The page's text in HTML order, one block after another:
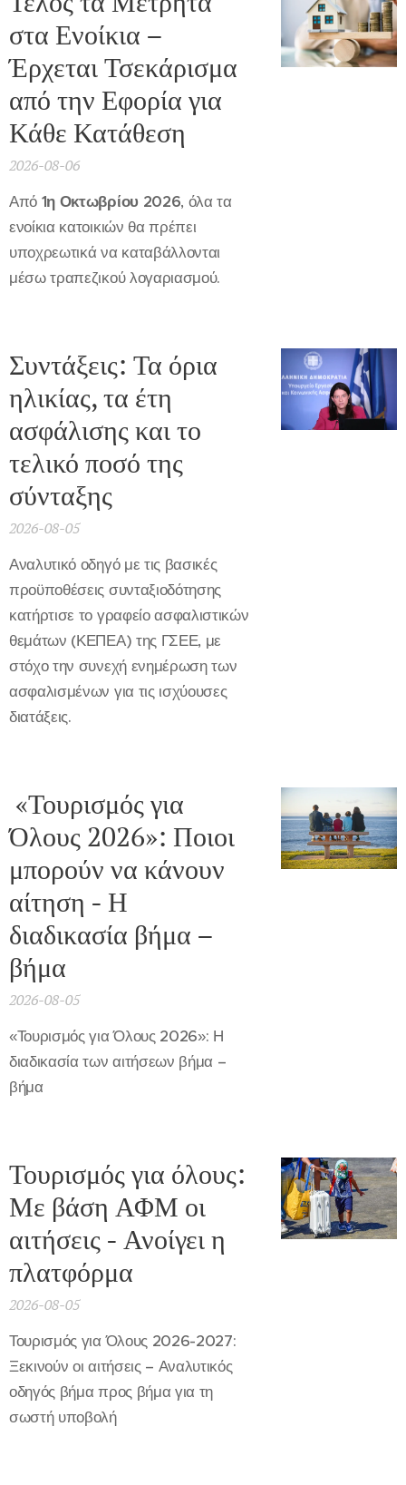
στα Ενοίκια –
Έρχεται Τσεκάρισμα
από την Εφορία για
Κάθε Κατάθεση
2026-08-06
Από 1η Οκτωβρίου 2026, όλα τα
ενοίκια κατοικιών θα πρέπει
υποχρεωτικά να καταβάλλονται
μέσω τραπεζικού λογαριασμού.
Συντάξεις: Τα όρια
ηλικίας, τα έτη
ασφάλισης και το
τελικό ποσό της
σύνταξης
2026-08-05
Αναλυτικό οδηγό με τις βασικές
προϋποθέσεις συνταξιοδότησης
κατήρτισε το γραφείο ασφαλιστικών
θεμάτων (ΚΕΠΕΑ) της ΓΣΕΕ, με
στόχο την συνεχή ενημέρωση των
ασφαλισμένων για τις ισχύουσες
διατάξεις.
«Τουρισμός για
Όλους 2026»: Ποιοι
μπορούν να κάνουν
αίτηση - Η
διαδικασία βήμα –
βήμα
2026-08-05
«Τουρισμός για Όλους 2026»: Η
διαδικασία των αιτήσεων βήμα –
βήμα
Τουρισμός για όλους:
Με βάση ΑΦΜ οι
αιτήσεις - Ανοίγει η
πλατφόρμα
2026-08-05
Τουρισμός για Όλους 2026-2027:
Ξεκινούν οι αιτήσεις – Αναλυτικός
οδηγός βήμα προς βήμα για τη
σωστή υποβολή